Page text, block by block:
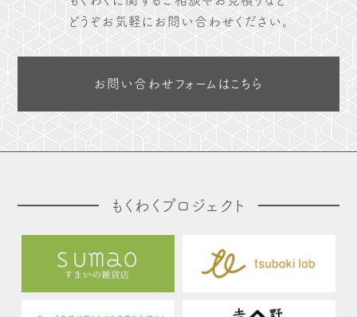
どうぞお気軽にお問い合わせください。
お問い合わせフォームはこちら
もくわくプロジェクト